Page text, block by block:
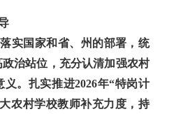
实国家和省、州的部署，统
治站位，充分认清加强农村
义。扎实推进2026年“特岗计
农村学校教师补充力度，持